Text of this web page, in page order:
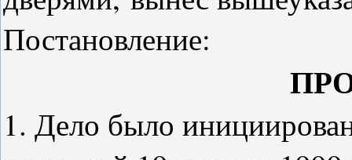
Постановление:
1. Дело было